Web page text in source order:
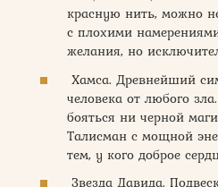
красную нить, можно
с плохими
желания, но
Хамса. Древнейший
человека от любого
бояться ни черной
Талисман с мощной
тем, у кого доброе
Звезда Давида.